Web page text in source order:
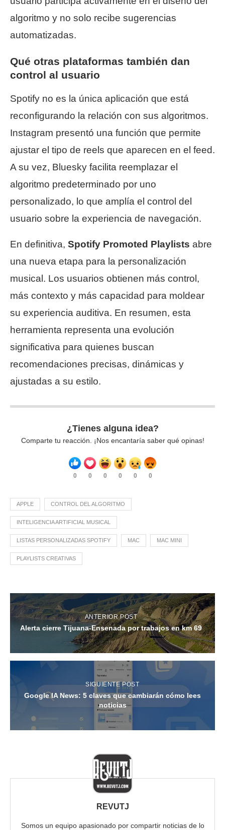
algoritmo y no solo recibe sugerencias
automatizadas.
Qué otras plataformas también dan
control al usuario
Spotify no es la única aplicación que está
reconfigurando la relación con sus algoritmos.
Instagram presentó una función que permite
ajustar el tipo de reels que aparecen en el feed.
A su vez, Bluesky facilita reemplazar el
algoritmo predeterminado por uno
personalizado, lo que amplía el control del
usuario sobre la experiencia de navegación.
En definitiva, Spotify Promoted Playlists abre
una nueva etapa para la personalización
musical. Los usuarios obtienen más control,
más contexto y más capacidad para moldear
su experiencia auditiva. En resumen, esta
herramienta representa una evolución
significativa para quienes buscan
recomendaciones precisas, dinámicas y
ajustadas a su estilo.
¿Tienes alguna idea?
Comparte tu reacción. ¡Nos encantaría saber qué opinas!
0 0 0 0 0 0
APPLE CONTROL DEL ALGORITMO
INTELIGENCIA ARTIFICIAL MUSICAL
LISTAS PERSONALIZADAS SPOTIFY MAC MAC MINI
PLAYLISTS CREATIVAS
ANTERIOR POST
Alerta cierre Tijuana-Ensenada por trabajos en km 69
SIGUIENTE POST
Google IA News: 5 claves que cambiarán cómo lees
noticias
REVUTJ
Somos un equipo apasionado por compartir noticias de lo